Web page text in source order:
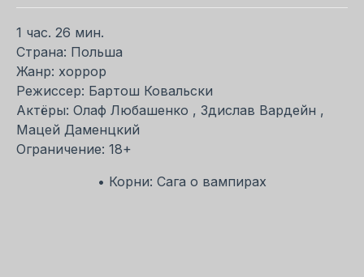
1 час. 26 мин.
Страна: Польша
Жанр: хоррор
Режиссер: Бартош Ковальски
Актёры: Олаф Любашенко , Здислав Вардейн ,
Мацей Даменцкий
Ограничение: 18+
• Корни: Сага о вампирах